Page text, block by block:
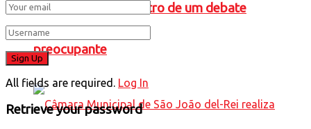
Caneta Azul” no centro de um debate
preocupante
All fields are required. Log In
Retrieve your password